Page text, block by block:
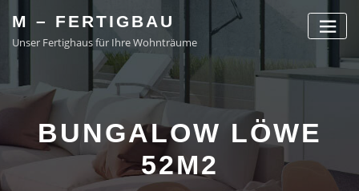
content
M – FERTIGBAU
Unser Fertighaus für Ihre Wohnträume
BUNGALOW LÖWE
52M2